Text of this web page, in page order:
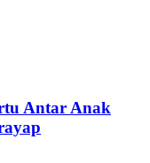
Antar Anak